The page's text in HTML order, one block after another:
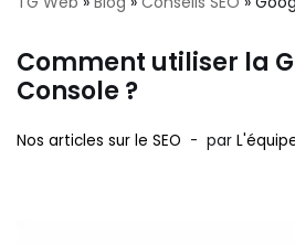
Comment utiliser la
Console ?
Nos articles sur le SEO par